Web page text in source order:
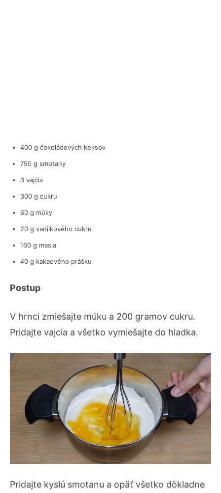
400 g čokoládových keksov
750 g smotany
3 vajcia
300 g cukru
60 g múky
20 g vanilkového cukru
160 g masla
40 g kakaového prášku
Postup
V hrnci zmiešajte múku a 200 gramov cukru.
Pridajte vajcia a všetko vymiešajte do hladka.
Pridajte kyslú smotanu a opäť všetko dôkladne